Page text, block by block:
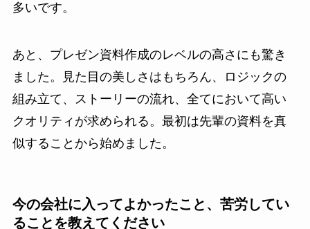
多いです。
あと、プレゼン資料作成のレベルの高さにも驚き
ました。見た目の美しさはもちろん、ロジックの
組み立て、ストーリーの流れ、全てにおいて高い
クオリティが求められる。最初は先輩の資料を真
似することから始めました。
今の会社に入ってよかったこと、苦労してい
ることを教えてください